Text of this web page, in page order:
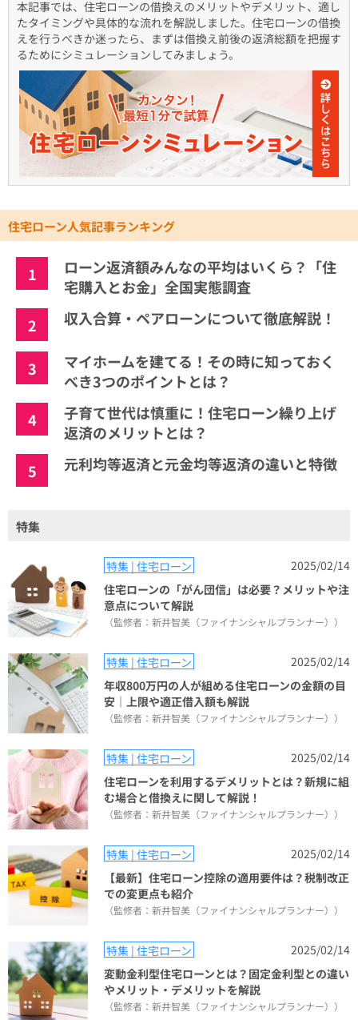
本記事では、住宅ローンの借換えのメリットやデメリット、適し
たタイミングや具体的な流れを解説しました。住宅ローンの借換
えを行うべきか迷ったら、まずは借換え前後の返済総額を把握す
るためにシミュレーションしてみましょう。
住宅ローン人気記事ランキング
1
ローン返済額みんなの平均はいくら？「住
宅購入とお金」全国実態調査
2
収入合算・ペアローンについて徹底解説！
3
マイホームを建てる！その時に知っておく
べき3つのポイントとは？
4
子育て世代は慎重に！住宅ローン繰り上げ
返済のメリットとは？
5
元利均等返済と元金均等返済の違いと特徴
特集
特集 | 住宅ローン
2025/02/14
住宅ローンの「がん団信」は必要？メリットや注
意点について解説
（監修者：新井智美（ファイナンシャルプランナー））
特集 | 住宅ローン
2025/02/14
年収800万円の人が組める住宅ローンの金額の目
安｜上限や適正借入額も解説
（監修者：新井智美（ファイナンシャルプランナー））
特集 | 住宅ローン
2025/02/14
住宅ローンを利用するデメリットとは？新規に組
む場合と借換えに関して解説！
（監修者：新井智美（ファイナンシャルプランナー））
特集 | 住宅ローン
2025/02/14
【最新】住宅ローン控除の適用要件は？税制改正
での変更点も紹介
（監修者：新井智美（ファイナンシャルプランナー））
特集 | 住宅ローン
2025/02/14
変動金利型住宅ローンとは？固定金利型との違い
やメリット・デメリットを解説
（監修者：新井智美（ファイナンシャルプランナー））